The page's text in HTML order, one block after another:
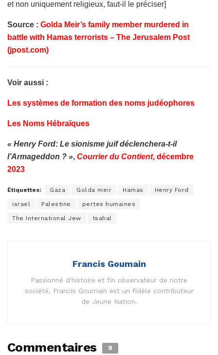
et non uniquement religieux, faut-il le préciser]
Source : Golda Meir’s family member murdered in
battle with Hamas terrorists – The Jerusalem Post
(jpost.com)
Voir aussi :
Les systèmes de formation des noms judéophores
Les Noms Hébraïques
« Henry Ford: Le sionisme juif déclenchera-t-il
l’Armageddon ? », Courrier du Contient, décembre
2023
Étiquettes: Gaza Golda meir Hamas Henry Ford
israel Palestine pertes humaines
The International Jew tsahal
Francis Goumain
Passionné d'histoire et fin observateur de notre
société, Francis Goumain est un fidèle contributeur
de Jeune Nation.
Commentaires 9